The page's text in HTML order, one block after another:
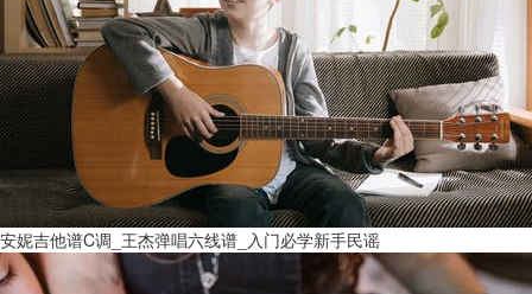
安妮吉他谱C调_王杰弹唱六线谱_入门必学新手民谣